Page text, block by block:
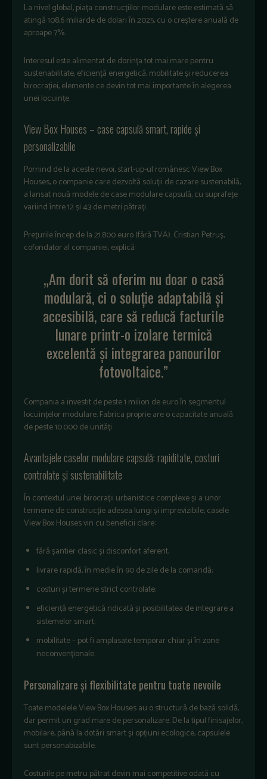
La nivel global, piața construcțiilor modulare este estimată să
atingă 108,6 miliarde de dolari în 2025, cu o creștere anuală de
aproape 7%.
Interesul este alimentat de dorința tot mai mare pentru
sustenabilitate, eficiență energetică, mobilitate și reducerea
birocrației, elemente ce devin tot mai importante în alegerea
unei locuințe.
View Box Houses – case capsulă smart, rapide și
personalizabile
Pornind de la aceste nevoi, start-up-ul românesc View Box
Houses, o companie care dezvoltă soluții de cazare sustenabilă,
a lansat nouă modele de case modulare capsulă, cu suprafețe
variind între 12 și 43 de metri pătrați.
Prețurile încep de la 21.800 euro (fără TVA). Cristian Petruș,
cofondator al companiei, explică:
„Am dorit să oferim nu doar o casă
modulară, ci o soluție adaptabilă și
accesibilă, care să reducă facturile
lunare printr-o izolare termică
excelentă și integrarea panourilor
fotovoltaice.”
Compania a investit de peste 1 milion de euro în segmentul
locuințelor modulare.Fabrica proprie are o capacitate anuală
de peste 10.000 de unități.
Avantajele caselor modulare capsulă: rapiditate, costuri
controlate și sustenabilitate
În contextul unei birocrații urbanistice complexe și a unor
termene de construcție adesea lungi și imprevizibile, casele
View Box Houses vin cu beneficii clare:
fără șantier clasic și disconfort aferent;
livrare rapidă, în medie în 90 de zile de la comandă;
costuri și termene strict controlate;
eficiență energetică ridicată și posibilitatea de integrare a
sistemelor smart;
mobilitate – pot fi amplasate temporar chiar și în zone
neconvenționale.
Personalizare și flexibilitate pentru toate nevoile
Toate modelele View Box Houses au o structură de bază solidă,
dar permit un grad mare de personalizare. De la tipul finisajelor,
mobilare, până la dotări smart și opțiuni ecologice, capsulele
sunt personabizabile.
Costurile pe metru pătrat devin mai competitive odată cu